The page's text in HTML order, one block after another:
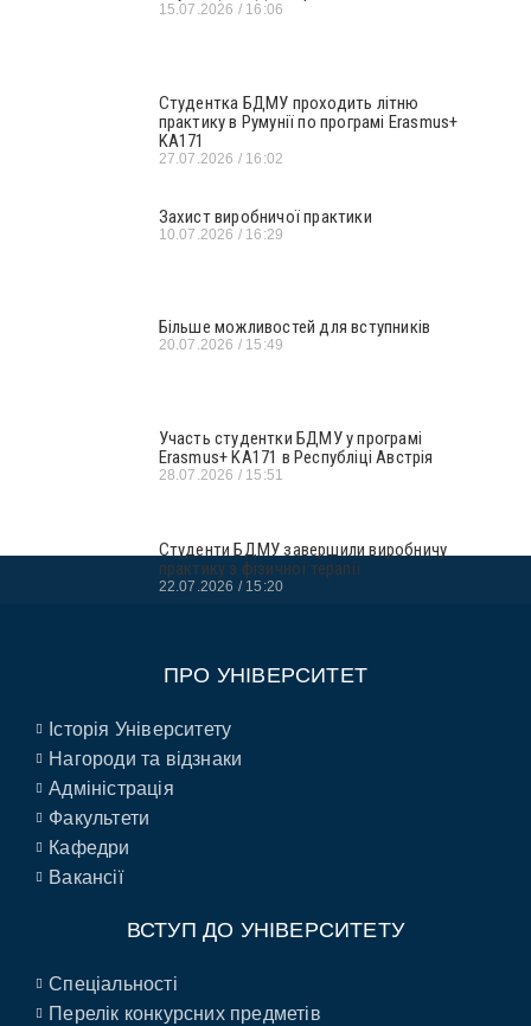
15.07.2026 16:06
Студентка БДМУ проходить літню
практику в Румунії по програмі Erasmus+
KA171
27.07.2026 16:02
Захист виробничої практики
10.07.2026 16:29
Більше можливостей для вступників
20.07.2026 15:49
Участь студентки БДМУ у програмі
Erasmus+ KA171 в Республіці Австрія
28.07.2026 15:51
Студенти БДМУ завершили виробничу
практику з фізичної терапії
22.07.2026 15:20
ПРО УНІВЕРСИТЕТ
Історія Університету
Нагороди та відзнаки
Адміністрація
Факультети
Кафедри
Вакансії
ВСТУП ДО УНІВЕРСИТЕТУ
Спеціальності
Перелік конкурсних предметів